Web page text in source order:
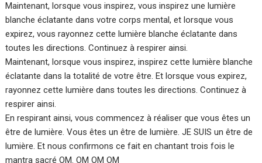
Maintenant, lorsque vous inspirez, vous inspirez une lumière
blanche éclatante dans votre corps mental, et lorsque vous
expirez, vous rayonnez cette lumière blanche éclatante dans
toutes les directions. Continuez à respirer ainsi.
Maintenant, lorsque vous inspirez, inspirez cette lumière blanche
éclatante dans la totalité de votre être. Et lorsque vous expirez,
rayonnez cette lumière dans toutes les directions. Continuez à
respirer ainsi.
En respirant ainsi, vous commencez à réaliser que vous êtes un
être de lumière. Vous êtes un être de lumière. JE SUIS un être de
lumière. Et nous confirmons ce fait en chantant trois fois le
mantra sacré OM. OM OM OM